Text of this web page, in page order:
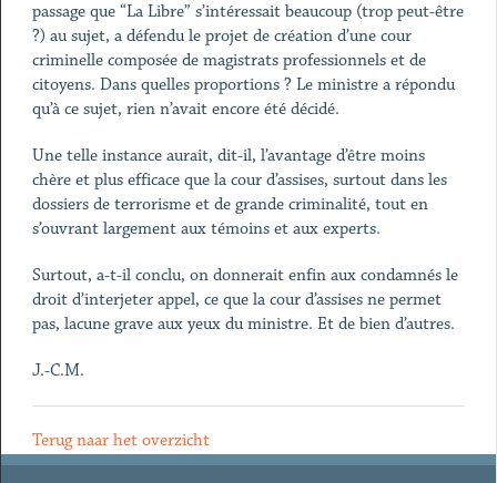
passage que “La Libre” s’intéressait beaucoup (trop peut-être
?) au sujet, a défendu le projet de création d’une cour
criminelle composée de magistrats professionnels et de
citoyens. Dans quelles proportions ? Le ministre a répondu
qu’à ce sujet, rien n’avait encore été décidé.
Une telle instance aurait, dit-il, l’avantage d’être moins
chère et plus efficace que la cour d’assises, surtout dans les
dossiers de terrorisme et de grande criminalité, tout en
s’ouvrant largement aux témoins et aux experts.
Surtout, a-t-il conclu, on donnerait enfin aux condamnés le
droit d’interjeter appel, ce que la cour d’assises ne permet
pas, lacune grave aux yeux du ministre. Et de bien d’autres.
J.-C.M.
Terug naar het overzicht